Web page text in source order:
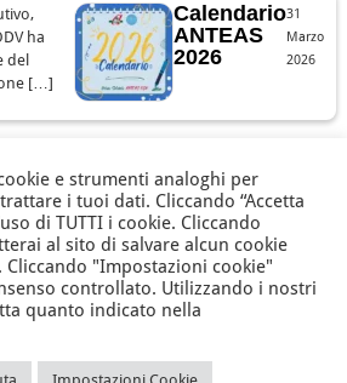
31
Marzo
2026
Calendario
ANTEAS
2026
ha
del
[…]
Tutte le Età Attive per la Solidarietà
Giulia ODV
Tel/Fax +39 0432 246432
e strumenti analoghi per
i tuoi dati. Cliccando “Accetta
di TUTTI i cookie. Cliccando
al sito di salvare alcun cookie
"Impostazioni cookie"
controllato. Utilizzando i nostri
quanto indicato nella